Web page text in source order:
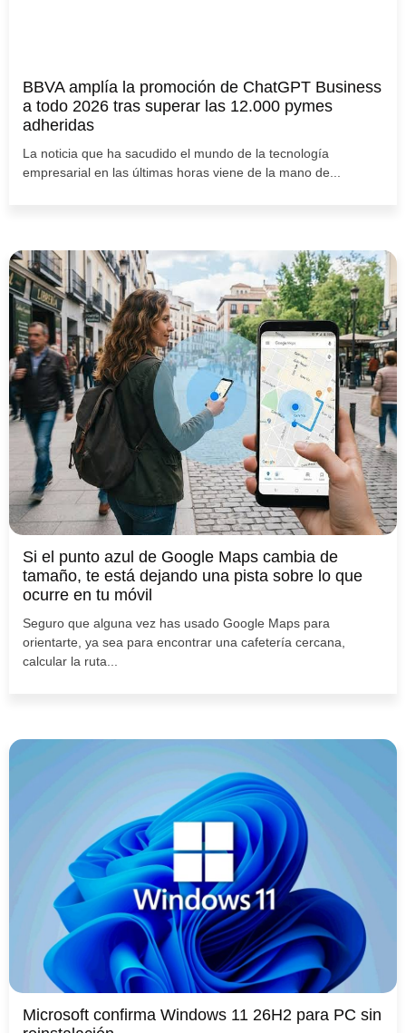
BBVA amplía la promoción de ChatGPT Business
a todo 2026 tras superar las 12.000 pymes
adheridas
La noticia que ha sacudido el mundo de la tecnología
empresarial en las últimas horas viene de la mano de...
Si el punto azul de Google Maps cambia de
tamaño, te está dejando una pista sobre lo que
ocurre en tu móvil
Seguro que alguna vez has usado Google Maps para
orientarte, ya sea para encontrar una cafetería cercana,
calcular la ruta...
Microsoft confirma Windows 11 26H2 para PC sin